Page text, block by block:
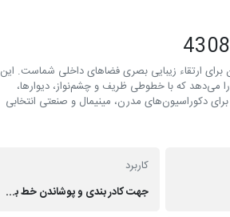
برای ارتقاء زیبایی بصری فضاهای داخلی شماست. این
را می‌دهد که با خطوطی ظریف و چشم‌نواز، دیوارها،
دکوراسیون‌های مدرن، مینیمال و صنعتی انتخابی
کاربرد
جهت کادر بندی و پوشاندن خط برش های دیوارپوش ها استفاده می شود.